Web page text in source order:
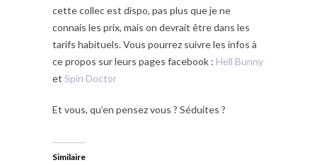
cette collec est dispo, pas plus que je ne
connais les prix, mais on devrait être dans les
tarifs habituels. Vous pourrez suivre les infos à
ce propos sur leurs pages facebook : Hell Bunny
et Spin Doctor
Et vous, qu’en pensez vous ? Séduites ?
Similaire